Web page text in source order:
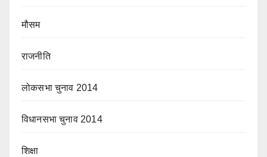
मौसम
राजनीति
लोकसभा चुनाव 2014
विधानसभा चुनाव 2014
शिक्षा